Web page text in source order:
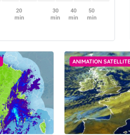
20
min
30
min
40
min
50
min
ANIMATION SATELLITE